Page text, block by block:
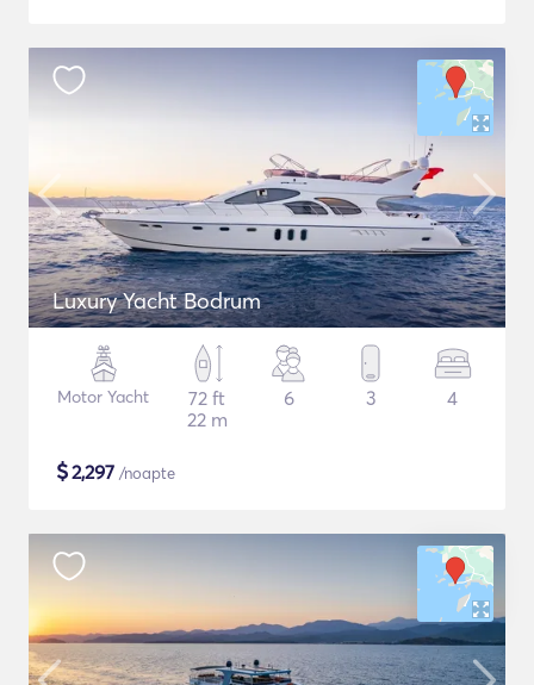
Luxury Yacht Bodrum
Motor Yacht
72 ft
22 m
6 3 4
$2,297 /noapte